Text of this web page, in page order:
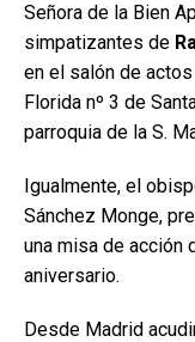
Señora de la Bien
simpatizantes de
en el salón de
Florida nº 3 de
parroquia de la S.
Igualmente, el
Sánchez Monge,
una misa de acción
aniversario.
Desde Madrid